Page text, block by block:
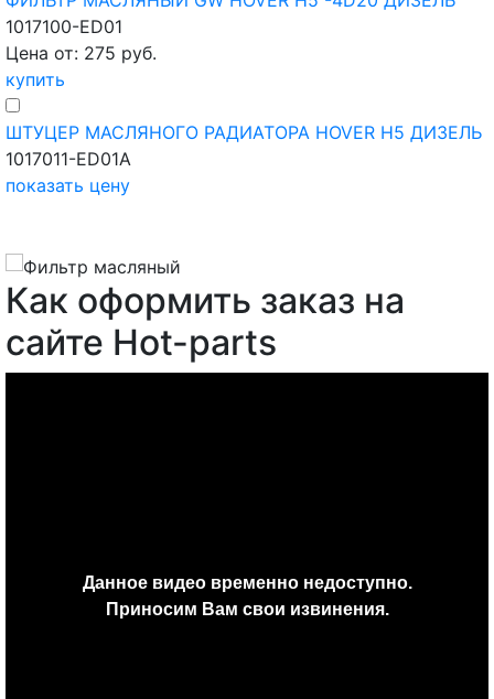
1017100-ED01
Цена от: 275 руб.
купить
ШТУЦЕР МАСЛЯНОГО РАДИАТОРА HOVER H5 ДИЗЕЛЬ
1017011-ED01A
показать цену
Как оформить заказ на
сайте Hot-parts